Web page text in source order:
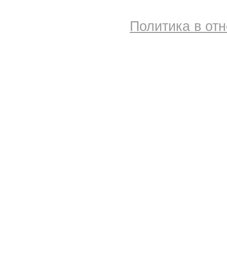
Политика в